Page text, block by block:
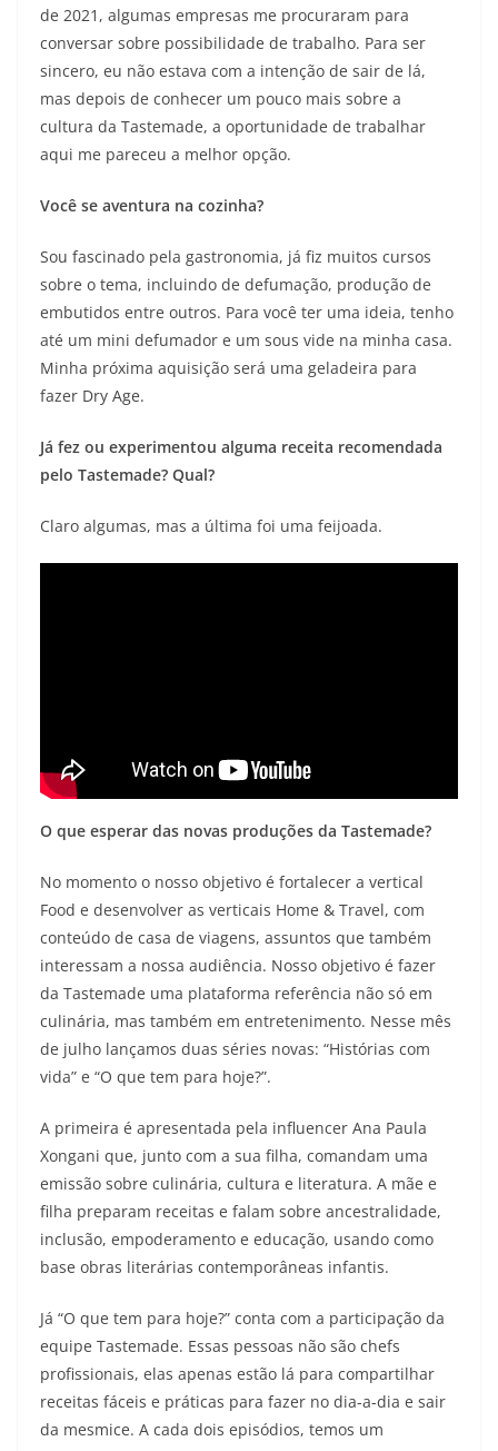
de 2021, algumas empresas me procuraram para
conversar sobre possibilidade de trabalho. Para ser
sincero, eu não estava com a intenção de sair de lá,
mas depois de conhecer um pouco mais sobre a
cultura da Tastemade, a oportunidade de trabalhar
aqui me pareceu a melhor opção.
Você se aventura na cozinha?
Sou fascinado pela gastronomia, já fiz muitos cursos
sobre o tema, incluindo de defumação, produção de
embutidos entre outros. Para você ter uma ideia, tenho
até um mini defumador e um sous vide na minha casa.
Minha próxima aquisição será uma geladeira para
fazer Dry Age.
Já fez ou experimentou alguma receita recomendada
pelo Tastemade? Qual?
Claro algumas, mas a última foi uma feijoada.
O que esperar das novas produções da Tastemade?
No momento o nosso objetivo é fortalecer a vertical
Food e desenvolver as verticais Home & Travel, com
conteúdo de casa de viagens, assuntos que também
interessam a nossa audiência. Nosso objetivo é fazer
da Tastemade uma plataforma referência não só em
culinária, mas também em entretenimento. Nesse mês
de julho lançamos duas séries novas: “Histórias com
vida” e “O que tem para hoje?”.
A primeira é apresentada pela influencer Ana Paula
Xongani que, junto com a sua filha, comandam uma
emissão sobre culinária, cultura e literatura. A mãe e
filha preparam receitas e falam sobre ancestralidade,
inclusão, empoderamento e educação, usando como
base obras literárias contemporâneas infantis.
Já “O que tem para hoje?” conta com a participação da
equipe Tastemade. Essas pessoas não são chefs
profissionais, elas apenas estão lá para compartilhar
receitas fáceis e práticas para fazer no dia-a-dia e sair
da mesmice. A cada dois episódios, temos um